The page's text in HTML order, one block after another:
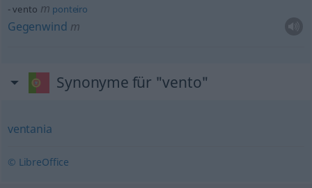
vento m ponteiro
Gegenwind m
Synonyme für "vento"
ventania
© LibreOffice